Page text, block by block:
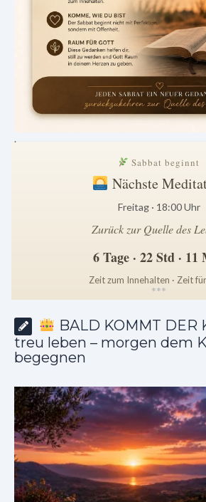
.
Sabbat beginnt
Nächste
Freitag · 18:00 Uhr
Zurück zur Quelle des
6 Tage · 22 Std · 11
Zeit zum Innehalten · Zeit
***
BALD KOMMT DER
treu leben – morgen dem
begegnen